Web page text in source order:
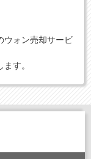
ウォン売却サービ
す。